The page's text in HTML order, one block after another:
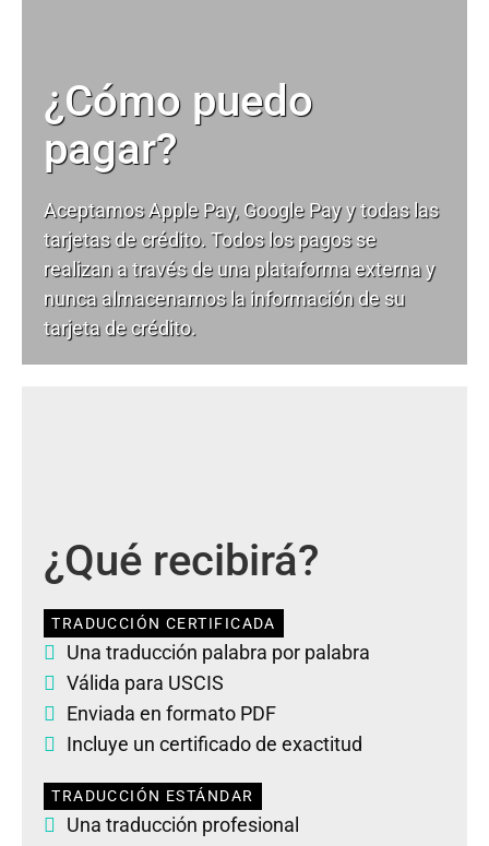
¿Cómo puedo
pagar?
Aceptamos Apple Pay, Google Pay y todas las
tarjetas de crédito. Todos los pagos se
realizan a través de una plataforma externa y
nunca almacenamos la información de su
tarjeta de crédito.
¿Qué recibirá?
TRADUCCIÓN CERTIFICADA
Una traducción palabra por palabra
Válida para USCIS
Enviada en formato PDF
Incluye un certificado de exactitud
TRADUCCIÓN ESTÁNDAR
Una traducción profesional